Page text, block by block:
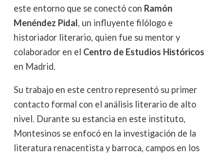
este entorno que se conectó con Ramón
Menéndez Pidal, un influyente filólogo e
historiador literario, quien fue su mentor y
colaborador en el Centro de Estudios Históricos
en Madrid.
Su trabajo en este centro representó su primer
contacto formal con el análisis literario de alto
nivel. Durante su estancia en este instituto,
Montesinos se enfocó en la investigación de la
literatura renacentista y barroca, campos en los